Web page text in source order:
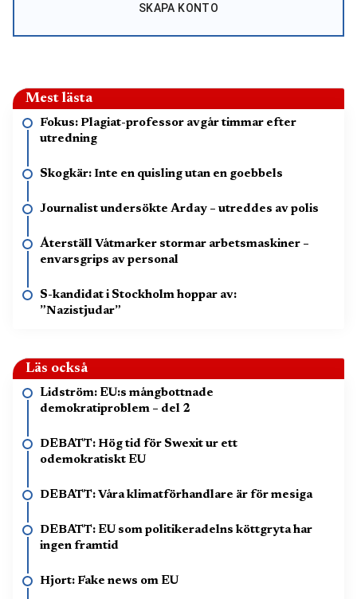
SKAPA KONTO
Mest lästa
Fokus: Plagiat-professor avgår timmar efter
utredning
Skogkär: Inte en quisling utan en goebbels
Journalist undersökte Arday – utreddes av polis
Återställ Våtmarker stormar arbetsmaskiner –
envarsgrips av personal
S-kandidat i Stockholm hoppar av:
”Nazistjudar”
Läs också
Lidström: EU:s mångbottnade
demokratiproblem – del 2
DEBATT: Hög tid för Swexit ur ett
odemokratiskt EU
DEBATT: Våra klimatförhandlare är för mesiga
DEBATT: EU som politikeradelns köttgryta har
ingen framtid
Hjort: Fake news om EU